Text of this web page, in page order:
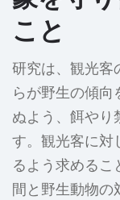
こと
研究は、観光客
らが野生の傾
ぬよう、餌やり
す。観光客に対
るよう求めるこ
間と野生動物の